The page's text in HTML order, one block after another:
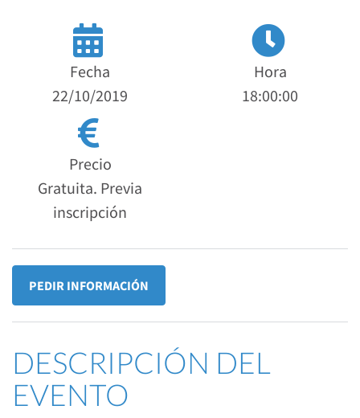
Fecha
22/10/2019
Hora
18:00:00
Precio
Gratuita. Previa
inscripción
PEDIR INFORMACIÓN
DESCRIPCIÓN DEL
EVENTO